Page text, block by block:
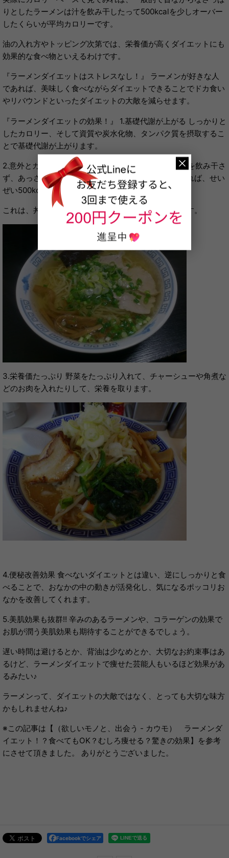
りとしたラーメンは汁を飲み干したって500kcalを少しオーバー
したくらいが平均カロリーです。
油の入れ方やトッピング次第では、栄養価が高くダイエットにも
効果的な食べ物といえるわけです。
『ラーメンダイエットはストレスなし！』 ラーメンが好きな人
であれば、美味しく食べながらダイエットできることでドカ食い
やリバウンドといったダイエットの大敵を減らせます。
『ラーメンダイエットの効果！』 1.基礎代謝が上がる しっかりと
したカロリー、そして資質や炭水化物、タンパク質を摂取するこ
とで基礎代謝が上がります。
2.意外とカロリーが少ない ラーメンのカロリーは、汁を飲み干さ
ず、あっさりとしたスタンダートタイプをチョイスすれば、せい
ぜい500kcal程度に抑えられます。
これは、丼や洋食に比べれば半分程度ともいえるのです。
3.栄養価たっぷり 野菜をたっぷり入れて、チャーシューや角煮な
どのお肉を入れたりして、栄養を取ります。
4.便秘改善効果 食べないダイエットとは違い、逆にしっかりと食
べることで、おなかの中の動きが活発化し、気になるポッコリお
なかを改善してくれます。
5.美肌効果も抜群!! 辛みのあるラーメンや、コラーゲンの効果で
お肌が潤う美肌効果も期待することができるでしょう。
遅い時間は避けるとか、背油は少なめとか、大切なお約束事はあ
るけど、ラーメンダイエットで痩せた芸能人もいるほど効果があ
るみたい♪
ラーメンって、ダイエットの大敵ではなく、とっても大切な味方
かもしれませんね♪
※この記事は【（欲しいモノと、出会う - カウモ） ラーメンダ
イエット！？食べてもOK？むしろ痩せる？驚きの効果】を参考
にさせて頂きました。 ありがとうございました。
Facebookでシェア